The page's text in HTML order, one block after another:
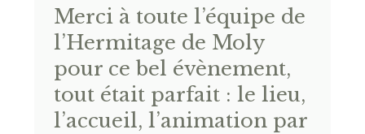
Merci à toute l’équipe de
l’Hermitage de Moly
pour ce bel évènement,
tout était parfait : le lieu,
l’accueil, l’animation par